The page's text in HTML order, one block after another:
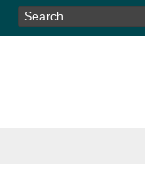
SEARCH
FOR: